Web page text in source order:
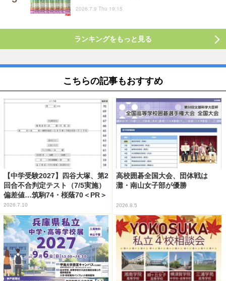
2026.7.9 Thu 19:15
ランキングをもっと見る
こちらの記事もおすすめ
【中学受験2027】四谷大塚、第2
回合不合判定テスト（7/5実施）
偏差値…筑駒74・桜蔭70＜PR＞
2026.7.10
高校囲碁全国大会、団体戦は
灘・南山女子部が優勝
2026.8.5